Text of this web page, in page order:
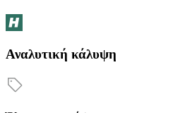
Αναλυτική κάλυψη